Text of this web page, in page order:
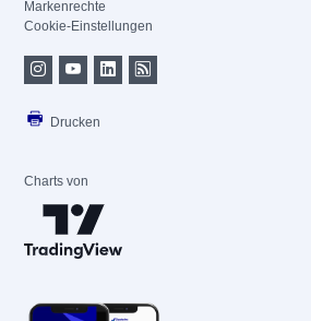
Markenrechte
Cookie-Einstellungen
Drucken
Charts von